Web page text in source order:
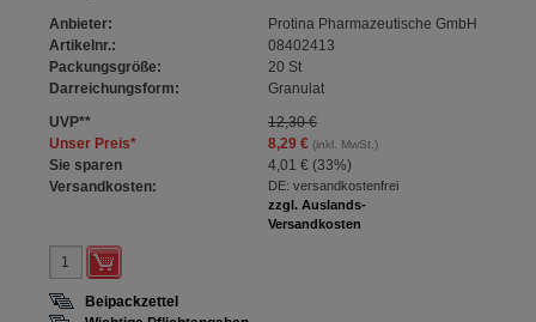
Anbieter:
Protina Pharmazeutische GmbH
Artikelnr.:
08402413
Packungsgröße:
20 St
Darreichungsform:
Granulat
UVP**
12,30 €
Unser Preis* 8,29 €(inkl. MwSt.)
Sie sparen 4,01 € (33%)
Versandkosten:
DE: versandkostenfrei
zzgl. Auslands-
Versandkosten
Beipackzettel